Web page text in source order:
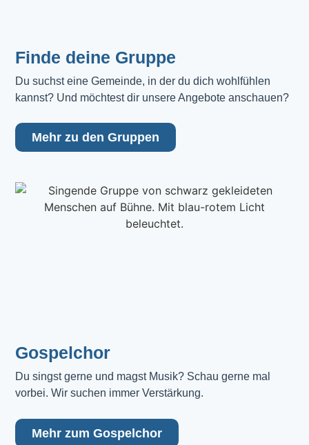
Finde deine Gruppe
Du suchst eine Gemeinde, in der du dich wohlfühlen
kannst? Und möchtest dir unsere Angebote anschauen?
Mehr zu den Gruppen
Gospelchor
Du singst gerne und magst Musik? Schau gerne mal
vorbei. Wir suchen immer Verstärkung.
Mehr zum Gospelchor